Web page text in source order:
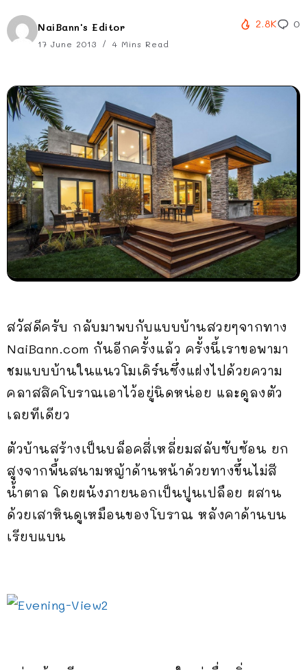
NaiBann's Editor
17 June 2013 4 Mins Read
2.8K 0
สวัสดีครับ กลับมาพบกับแบบบ้านสวยๆจากทาง
NaiBann.com กันอีกครั้งแล้ว ครั้งนี้เราขอพามา
ชมแบบบ้านในแนวโมเดิร์นซึ่งแฝงไปด้วยความ
คลาสสิคโบราณเอาไว้อยู่นิดหน่อย และดูลงตัว
เลยทีเดียว
ตัวบ้านสร้างเป็นบล็อคสี่เหลี่ยมสลับซับซ้อน ยก
สูงจากพื้นสนามหญ้าด้านหน้าด้วยทางขึ้นไม่สี
น้ำตาล โดยผนังภายนอกเป็นปูนเปลือย ผสาน
ด้วยเสาหินดูเหมือนของโบราณ หลังคาด้านบน
เรียบแบน